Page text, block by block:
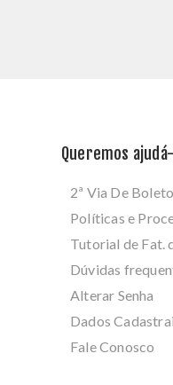
Queremos
2ª Via De
Políticas e
Tutorial de Fat.
Dúvidas
Alterar Senha
Dados
Fale Conosco